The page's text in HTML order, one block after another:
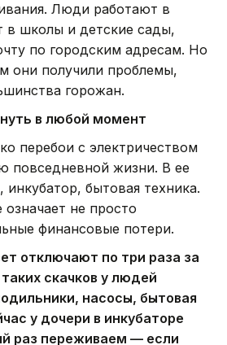
Люди работают в
в школы и детские сады,
по городским адресам. Но
они получили проблемы,
горожан.
в любой момент
перебои с электричеством
повседневной жизни. В ее
инкубатор, бытовая техника.
не просто
финансовые потери.
отключают по три раза за
скачков у людей
насосы, бытовая
у дочери в инкубаторе
раз переживаем — если